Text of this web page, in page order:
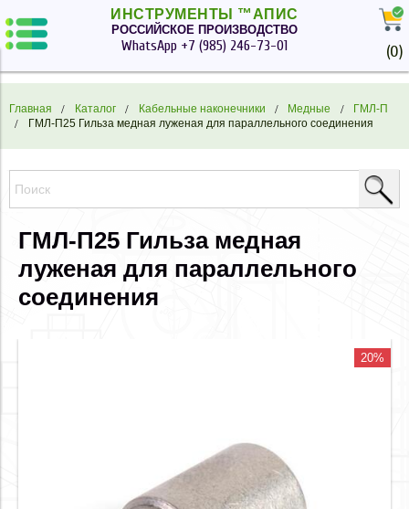
ИНСТРУМЕНТЫ ™АПИС
РОССИЙСКОЕ ПРОИЗВОДСТВО
WhatsApp +7 (985) 246-73-01 (0)
Главная Каталог Кабельные наконечники Медные
ГМЛ-П
ГМЛ-П25 Гильза медная луженая для параллельного соединения
ГМЛ-П25 Гильза медная
луженая для параллельного
соединения
20%